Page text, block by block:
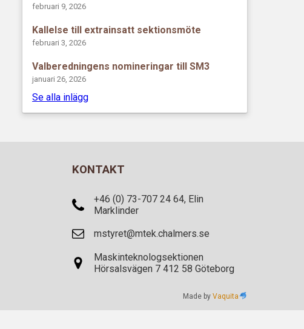
februari 9, 2026
Kallelse till extrainsatt sektionsmöte
februari 3, 2026
Valberedningens nomineringar till SM3
januari 26, 2026
Se alla inlägg
KONTAKT
+46 (0) 73-707 24 64, Elin
Marklinder
mstyret@mtek.chalmers.se
Maskinteknologsektionen
Hörsalsvägen 7 412 58 Göteborg
Made byVaquita